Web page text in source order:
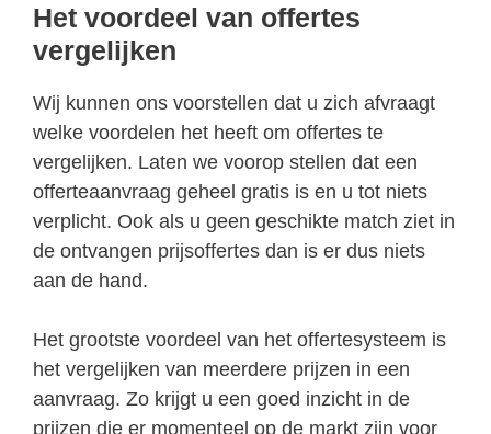
Het voordeel van offertes
vergelijken
Wij kunnen ons voorstellen dat u zich afvraagt
welke voordelen het heeft om offertes te
vergelijken. Laten we voorop stellen dat een
offerteaanvraag geheel gratis is en u tot niets
verplicht. Ook als u geen geschikte match ziet in
de ontvangen prijsoffertes dan is er dus niets
aan de hand.
Het grootste voordeel van het offertesysteem is
het vergelijken van meerdere prijzen in een
aanvraag. Zo krijgt u een goed inzicht in de
prijzen die er momenteel op de markt zijn voor